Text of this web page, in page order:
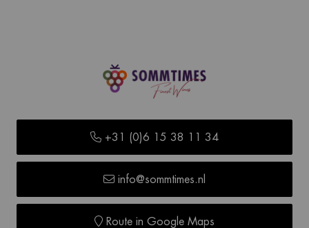
+31 (0)6 15 38 11 34
info@sommtimes.nl
Route in Google Maps